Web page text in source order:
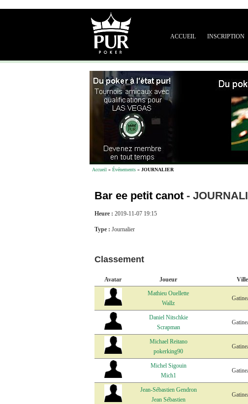
ACCUEIL INSCRIPTION
Accueil » Événements » JOURNALIER
Bar ee petit canot -
Heure : 2019-11-07 19:15
Type : Journalier
Classement
Avatar Joueur Ville
Mathieu Ouellette
Wallz
Daniel Nitschkie
Scrapman
Michael Reitano
pokerking90
Michel Sigouin
Mich1
Jean-Sébastien Gendron
Jean Sébastien